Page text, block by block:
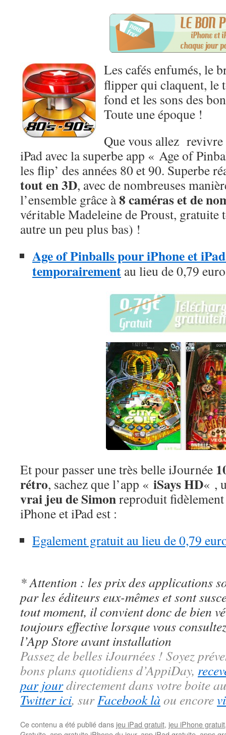
Les cafés enfumés, le
flipper qui claquent, le
fond et les sons des
Toute une époque !
Que vous allez
iPad avec la superbe app « Age of
les flip’ des années 80 et 90. Superbe
tout en 3D, avec de nombreuses
l’ensemble grâce à8 caméras et de
véritable Madeleine de Proust, gratuite
autre un peu plus bas) !
Age of Pinballs pour iPhone et
temporairement au lieu de 0,79
Et pour passer une très belle iJournée
rétro, sachez que l’app « iSays HD« ,
vrai jeu de Simonreproduit
iPhone et iPad est :
Egalement gratuit au lieu de 0,79
* Attention : les prix des applications
par les éditeurs eux-mêmes et sont
tout moment, il convient donc de bien
toujours effective lorsque vous
l’App Store avant installation
Passez de belles iJournées ! Soyez
bons plans quotidiens d’AppiDay,
par jourdirectement dans votre boite
Twitter ici, surFacebook là ou encore
Ce contenu a été publié dans jeu iPad gratuit, jeu iPhone gratuit